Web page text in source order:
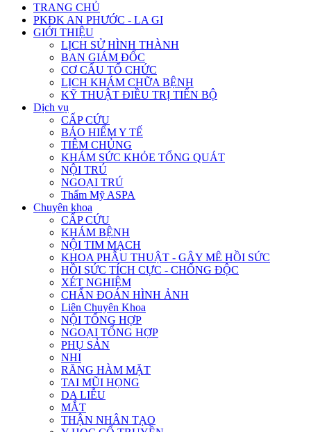
TRANG CHỦ
PKĐK AN PHƯỚC - LA GI
GIỚI THIỆU
LỊCH SỬ HÌNH THÀNH
BAN GIÁM ĐỐC
CƠ CẤU TỔ CHỨC
LỊCH KHÁM CHỮA BỆNH
KỸ THUẬT ĐIỀU TRỊ TIẾN BỘ
Dịch vụ
CẤP CỨU
BẢO HIỂM Y TẾ
TIÊM CHỦNG
KHÁM SỨC KHỎE TỔNG QUÁT
NỘI TRÚ
NGOẠI TRÚ
Thẩm Mỹ ASPA
Chuyên khoa
CẤP CỨU
KHÁM BỆNH
NỘI TIM MẠCH
KHOA PHẪU THUẬT - GÂY MÊ HỒI SỨC
HỒI SỨC TÍCH CỰC - CHỐNG ĐỘC
XÉT NGHIỆM
CHẨN ĐOÁN HÌNH ẢNH
Liên Chuyên Khoa
NỘI TỔNG HỢP
NGOẠI TỔNG HỢP
PHỤ SẢN
NHI
RĂNG HÀM MẶT
TAI MŨI HỌNG
DA LIỄU
MẮT
THẬN NHÂN TẠO